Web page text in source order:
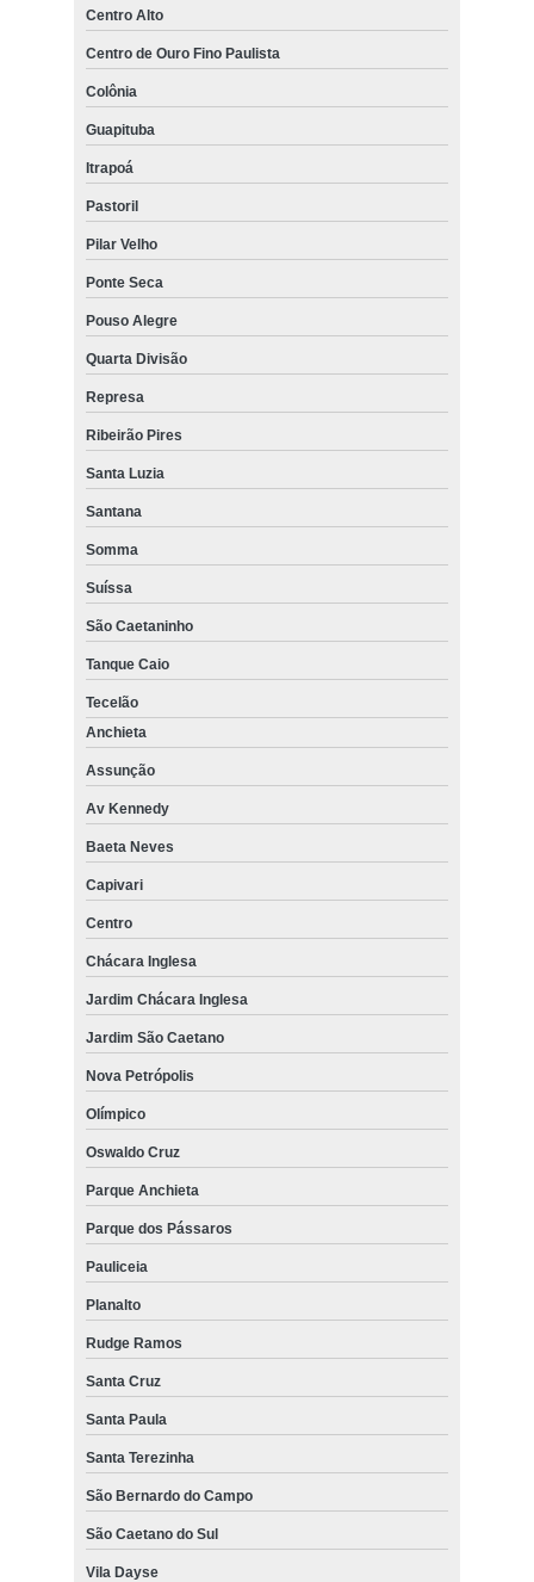
Centro Alto
Centro de Ouro Fino Paulista
Colônia
Guapituba
Itrapoá
Pastoril
Pilar Velho
Ponte Seca
Pouso Alegre
Quarta Divisão
Represa
Ribeirão Pires
Santa Luzia
Santana
Somma
Suíssa
São Caetaninho
Tanque Caio
Tecelão
Anchieta
Assunção
Av Kennedy
Baeta Neves
Capivari
Centro
Chácara Inglesa
Jardim Chácara Inglesa
Jardim São Caetano
Nova Petrópolis
Olímpico
Oswaldo Cruz
Parque Anchieta
Parque dos Pássaros
Pauliceia
Planalto
Rudge Ramos
Santa Cruz
Santa Paula
Santa Terezinha
São Bernardo do Campo
São Caetano do Sul
Vila Dayse